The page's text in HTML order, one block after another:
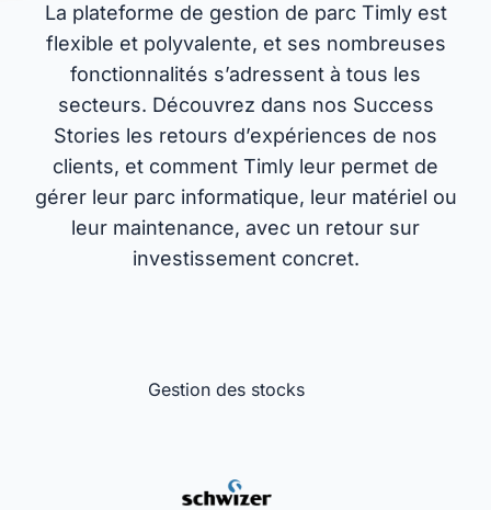
La plateforme de gestion de parc Timly est
flexible et polyvalente, et ses nombreuses
fonctionnalités s’adressent à tous les
secteurs. Découvrez dans nos Success
Stories les retours d’expériences de nos
clients, et comment Timly leur permet de
gérer leur parc informatique, leur matériel ou
leur maintenance, avec un retour sur
investissement concret.
Gestion des stocks